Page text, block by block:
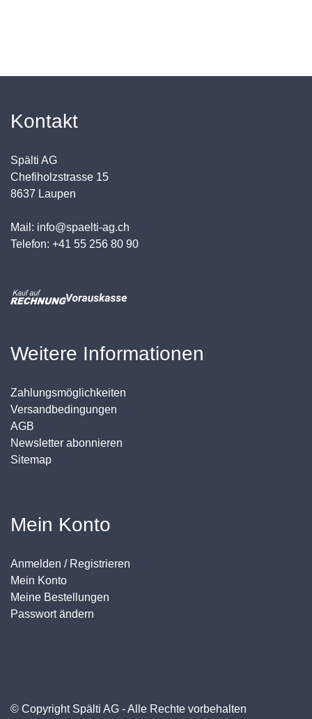
Kontakt
Spälti AG
Chefiholzstrasse 15
8637 Laupen
Mail: info@spaelti-ag.ch
Telefon: +41 55 256 80 90
Weitere Informationen
Zahlungsmöglichkeiten
Versandbedingungen
AGB
Newsletter abonnieren
Sitemap
Mein Konto
Anmelden / Registrieren
Mein Konto
Meine Bestellungen
Passwort ändern
© Copyright Spälti AG - Alle Rechte vorbehalten